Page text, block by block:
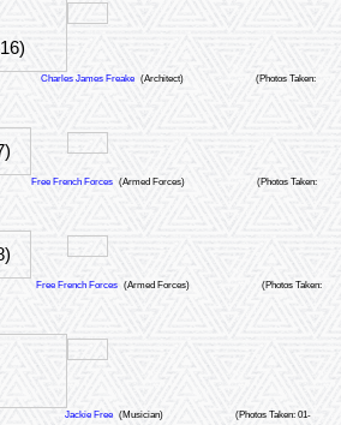
Charles James Freake (Architect)
(Photos Taken:
Free French Forces (Armed Forces)
(Photos Taken:
Free French Forces (Armed Forces)
(Photos Taken:
Jackie Free (Musician)
(Photos Taken: 01-